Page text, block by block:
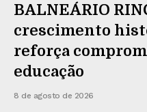
BALNEÁRIO
crescimento
reforça
educação
8 de agosto de 2026